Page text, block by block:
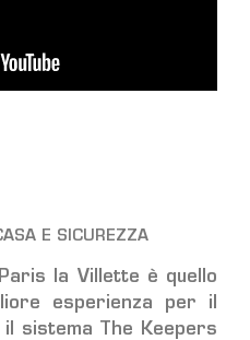
E SICUREZZA
la Villette è quello
esperienza per il
sistema The Keepers